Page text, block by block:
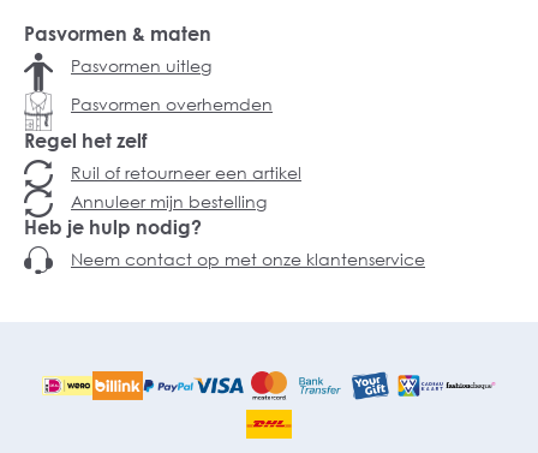
Pasvormen & maten
Pasvormen uitleg
Pasvormen overhemden
Regel het zelf
Ruil of retourneer een artikel
Annuleer mijn bestelling
Heb je hulp nodig?
Neem contact op met onze klantenservice